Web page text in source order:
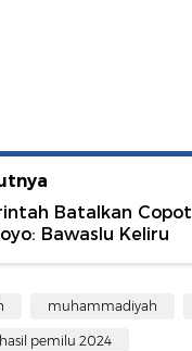
Batalkan Copot
Bawaslu Keliru
muhammadiyah
hasil pemilu 2024